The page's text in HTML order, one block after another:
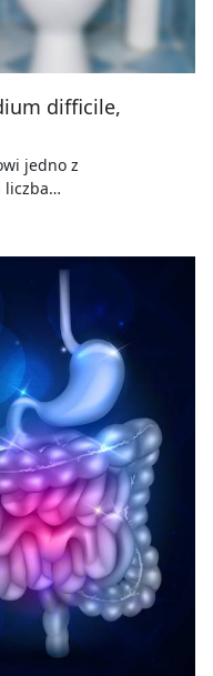
difficile,
jedno z
liczba…